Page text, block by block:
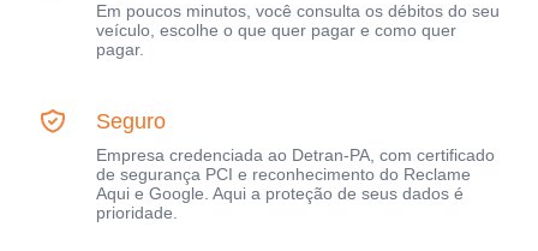
Em poucos minutos, você consulta os débitos do seu
veículo, escolhe o que quer pagar e como quer
pagar.
Seguro
Empresa credenciada ao Detran-PA, com certificado
de segurança PCI e reconhecimento do Reclame
Aqui e Google. Aqui a proteção de seus dados é
prioridade.